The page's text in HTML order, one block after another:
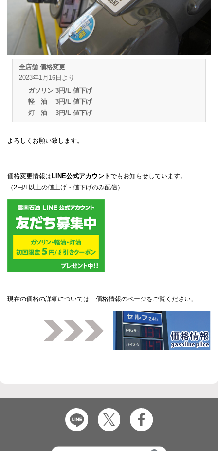
全店舗 価格変更
2023年1月16日より
ガソリン 3円/L 値下げ
軽 油 3円/L 値下げ
灯 油 3円/L 値下げ
よろしくお願い致します。
価格変更情報はLINE公式アカウントでもお知らせしています。
（2円/L以上の値上げ・値下げのみ配信）
現在の価格の詳細については、 価格情報のページをご覧ください。